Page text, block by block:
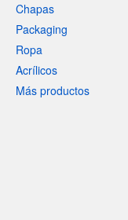
Chapas
Packaging
Ropa
Acrílicos
Más productos